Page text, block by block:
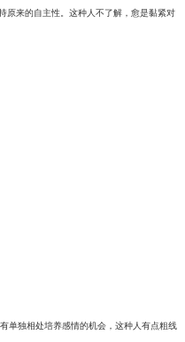
原来的自主性。这种人不了解，愈是黏紧对
单独相处培养感情的机会，这种人有点粗线